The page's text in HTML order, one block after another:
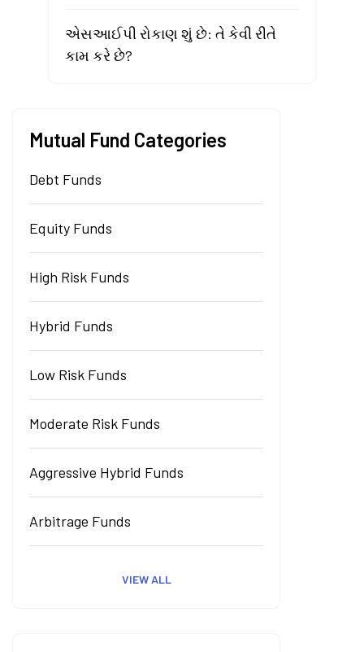
એસઆઈપી રોકાણ શું છે: તે કેવી રીતે
કામ કરે છે?
Mutual Fund Categories
Debt Funds
Equity Funds
High Risk Funds
Hybrid Funds
Low Risk Funds
Moderate Risk Funds
Aggressive Hybrid Funds
Arbitrage Funds
VIEW ALL